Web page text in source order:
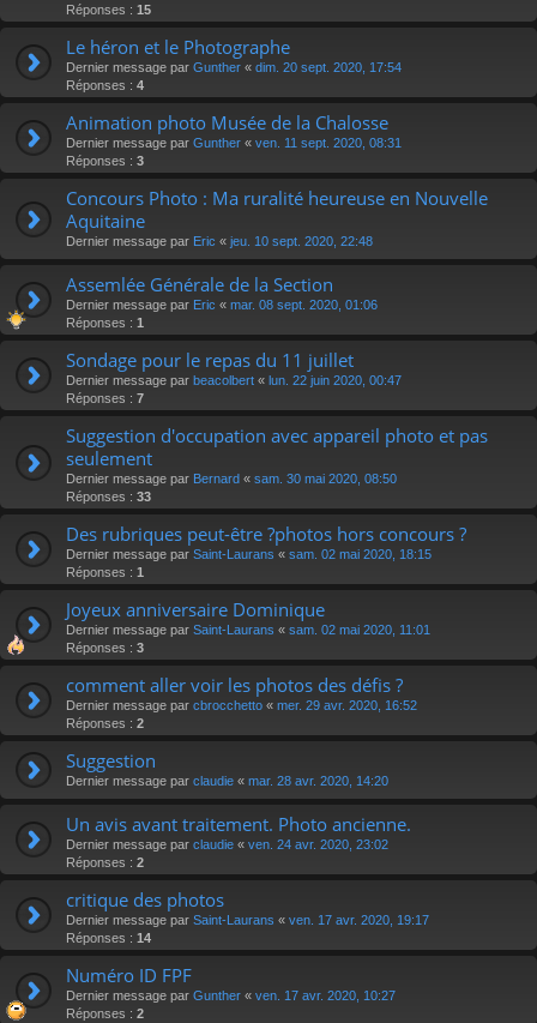
Réponses : 15
Le héron et le Photographe
Dernier message par Gunther « dim. 20 sept. 2020, 17:54
Réponses : 4
Animation photo Musée de la Chalosse
Dernier message par Gunther « ven. 11 sept. 2020, 08:31
Réponses : 3
Concours Photo : Ma ruralité heureuse en Nouvelle
Aquitaine
Dernier message par Eric « jeu. 10 sept. 2020, 22:48
Assemlée Générale de la Section
Dernier message par Eric « mar. 08 sept. 2020, 01:06
Réponses : 1
Sondage pour le repas du 11 juillet
Dernier message par beacolbert « lun. 22 juin 2020, 00:47
Réponses : 7
Suggestion d'occupation avec appareil photo et pas
seulement
Dernier message par Bernard « sam. 30 mai 2020, 08:50
Réponses : 33
Des rubriques peut-être ?photos hors concours ?
Dernier message par Saint-Laurans « sam. 02 mai 2020, 18:15
Réponses : 1
Joyeux anniversaire Dominique
Dernier message par Saint-Laurans « sam. 02 mai 2020, 11:01
Réponses : 3
comment aller voir les photos des défis ?
Dernier message par cbrocchetto « mer. 29 avr. 2020, 16:52
Réponses : 2
Suggestion
Dernier message par claudie « mar. 28 avr. 2020, 14:20
Un avis avant traitement. Photo ancienne.
Dernier message par claudie « ven. 24 avr. 2020, 23:02
Réponses : 2
critique des photos
Dernier message par Saint-Laurans « ven. 17 avr. 2020, 19:17
Réponses : 14
Numéro ID FPF
Dernier message par Gunther « ven. 17 avr. 2020, 10:27
Réponses : 2